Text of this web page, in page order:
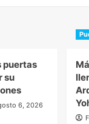
puertas
su
6, 2026